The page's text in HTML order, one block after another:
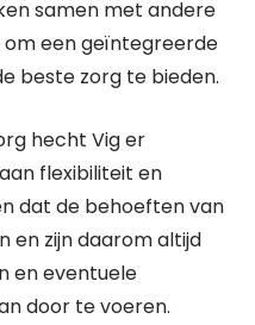
samen met andere
een geïntegreerde
beste zorg te bieden.
hecht Vig er
flexibiliteit en
dat de behoeften van
en zijn daarom altijd
en eventuele
door te voeren.